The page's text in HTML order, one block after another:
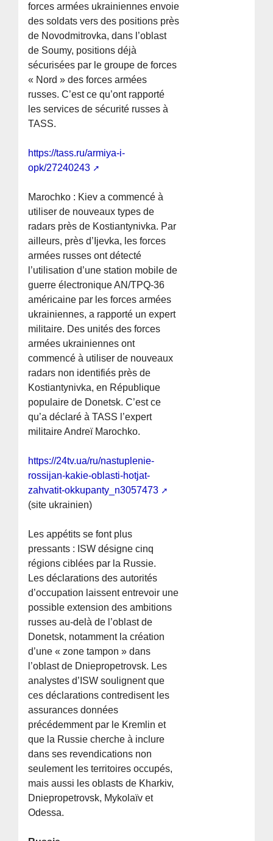
forces armées ukrainiennes envoie
des soldats vers des positions près
de Novodmitrovka, dans l’oblast
de Soumy, positions déjà
sécurisées par le groupe de forces
« Nord » des forces armées
russes. C’est ce qu’ont rapporté
les services de sécurité russes à
TASS.
https://tass.ru/armiya-i-
opk/27240243
Marochko : Kiev a commencé à
utiliser de nouveaux types de
radars près de Kostiantynivka. Par
ailleurs, près d’Ijevka, les forces
armées russes ont détecté
l’utilisation d’une station mobile de
guerre électronique AN/TPQ-36
américaine par les forces armées
ukrainiennes, a rapporté un expert
militaire. Des unités des forces
armées ukrainiennes ont
commencé à utiliser de nouveaux
radars non identifiés près de
Kostiantynivka, en République
populaire de Donetsk. C’est ce
qu’a déclaré à TASS l’expert
militaire Andreï Marochko.
https://24tv.ua/ru/nastuplenie-
rossijan-kakie-oblasti-hotjat-
zahvatit-okkupanty_n3057473
(site ukrainien)
Les appétits se font plus
pressants : ISW désigne cinq
régions ciblées par la Russie.
Les déclarations des autorités
d’occupation laissent entrevoir une
possible extension des ambitions
russes au-delà de l’oblast de
Donetsk, notamment la création
d’une « zone tampon » dans
l’oblast de Dniepropetrovsk. Les
analystes d’ISW soulignent que
ces déclarations contredisent les
assurances données
précédemment par le Kremlin et
que la Russie cherche à inclure
dans ses revendications non
seulement les territoires occupés,
mais aussi les oblasts de Kharkiv,
Dniepropetrovsk, Mykolaïv et
Odessa.